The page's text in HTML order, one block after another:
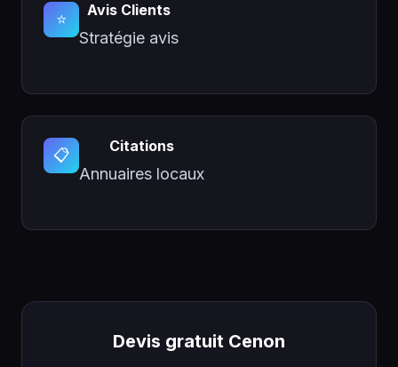
⭐ Avis Clients
Stratégie avis
📋 Citations
Annuaires locaux
Devis gratuit Cenon